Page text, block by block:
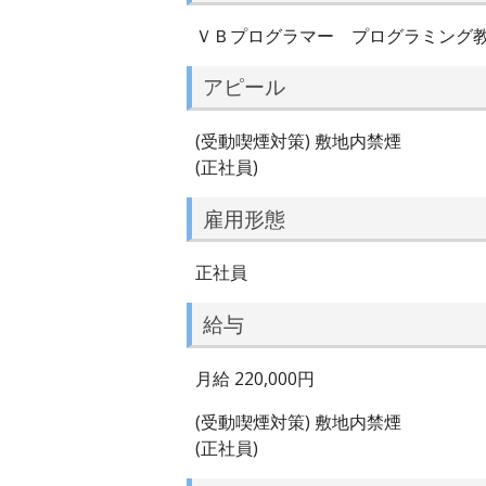
ＶＢプログラマー プログラミング
アピール
(受動喫煙対策) 敷地内禁煙
(正社員)
雇用形態
正社員
給与
月給 220,000円
(受動喫煙対策) 敷地内禁煙
(正社員)